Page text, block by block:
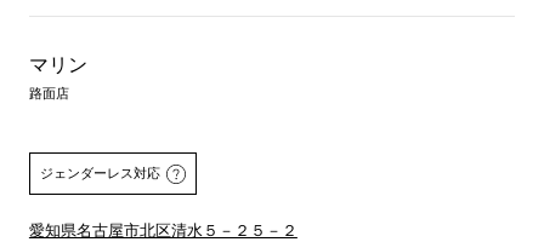
マリン
路面店
ジェンダーレス対応
愛知県名古屋市北区清水５－２５－２